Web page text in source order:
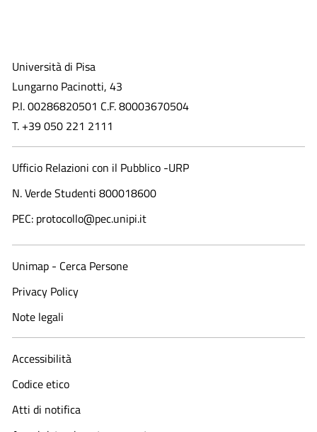
Università di Pisa
Lungarno Pacinotti, 43
P.I. 00286820501 C.F. 80003670504
T. +39 050 221 2111
Ufficio Relazioni con il Pubblico -URP
N. Verde Studenti 800018600​
PEC: protocollo@pec.unipi.it
Unimap - Cerca Persone
Privacy Policy
Note legali
Accessibilità
Codice etico
Atti di notifica